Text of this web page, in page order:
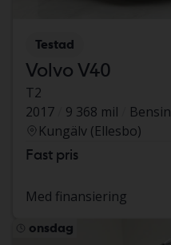
Testad
Volvo V40
T2
2017
9 368 mil
Bensin
Kungälv (Ellesbo)
Fast pris
Med finansiering
onsdag